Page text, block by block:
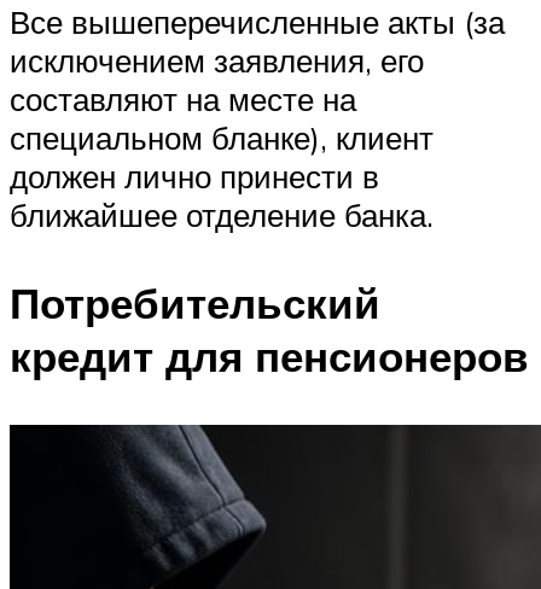
Все вышеперечисленные акты (за
исключением заявления, его
составляют на месте на
специальном бланке), клиент
должен лично принести в
ближайшее отделение банка.
Потребительский
кредит для пенсионеров